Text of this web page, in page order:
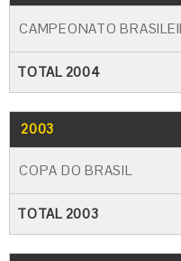
CAMPEONATO
TOTAL 2004
2003
COPA DO BRASIL
TOTAL 2003